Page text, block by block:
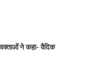
ने कहा- वैदिक